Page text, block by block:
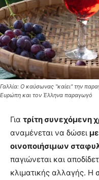
Γαλλία: Ο καύσωνας "καίει" την
Ευρώπη και τον Έλληνα παραγωγό
Για τρίτη συνεχόμενη
αναμένεται να δώσει
οινοποιήσιμων
παγιώνεται και
κλιματικής αλλαγής. Η